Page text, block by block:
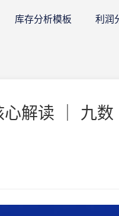
库存分析模板 利润
解读 ｜ 九数